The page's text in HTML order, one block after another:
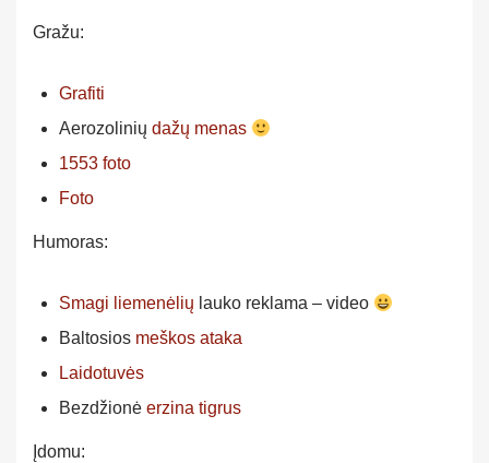
Gražu:
Grafiti
Aerozolinių dažų menas
1553 foto
Foto
Humoras:
Smagi liemenėlių lauko reklama – video
Baltosios meškos ataka
Laidotuvės
Bezdžionė erzina tigrus
Įdomu: